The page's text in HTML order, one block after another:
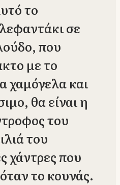
το
σε
που
με το
χαμόγελα και
θα είναι η
του
του
χάντρες που
το κουνάς.